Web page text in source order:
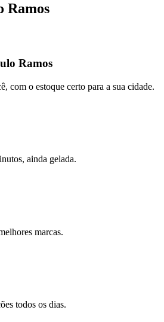
Ramos
Ramos
com o estoque certo para a sua cidade.
ainda gelada.
marcas.
todos os dias.